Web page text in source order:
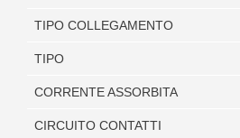
TIPO COLLEGAMENTO
TIPO
CORRENTE ASSORBITA
CIRCUITO CONTATTI